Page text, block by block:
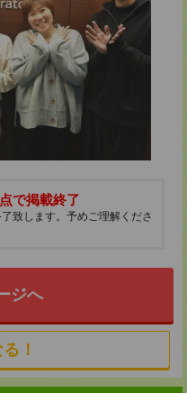
で掲載終了
致します。予めご理解くださ
ジへ
！